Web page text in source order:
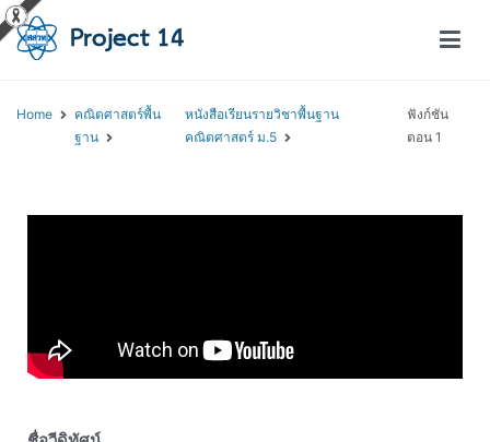
Home
คณิตศาสตร์พื้น
ฐาน
หนังสือเรียนรายวิชาพื้นฐาน
คณิตศาสตร์ ม.5
ฟังก์ชัน
ตอน 1